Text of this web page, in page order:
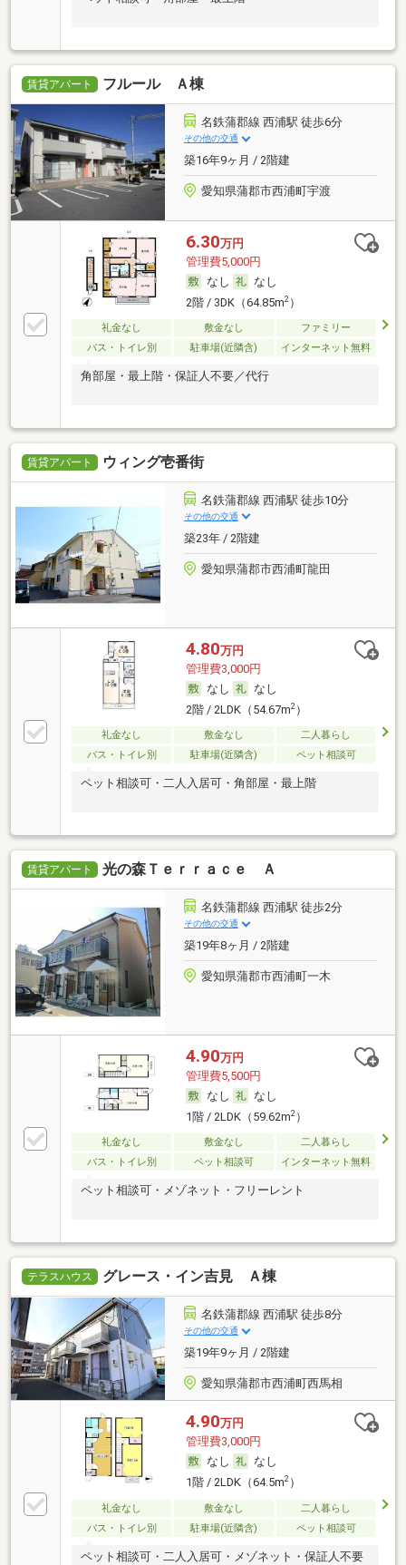
賃貸アパート フルール Ａ棟
名鉄蒲郡線 西浦駅 徒歩6分
その他の交通
築16年9ヶ月 / 2階建
愛知県蒲郡市西浦町宇渡
6.30万円
管理費5,000円
なし
なし
2階 / 3DK（64.85m2）
礼金なし 敷金なし
ファミリー
バス・トイレ別
駐車場(近隣含) インターネット無料
角部屋・最上階・保証人不要／代行
賃貸アパート ウィング壱番街
名鉄蒲郡線 西浦駅 徒歩10分
その他の交通
築23年 / 2階建
愛知県蒲郡市西浦町龍田
4.80万円
管理費3,000円
なし
なし
2階 / 2LDK（54.67m2）
礼金なし 敷金なし
二人暮らし
バス・トイレ別
駐車場(近隣含) ペット相談可
ペット相談可・二人入居可・角部屋・最上階
賃貸アパート 光の森Ｔｅｒｒａｃｅ Ａ
名鉄蒲郡線 西浦駅 徒歩2分
その他の交通
築19年8ヶ月 / 2階建
愛知県蒲郡市西浦町一木
4.90万円
管理費5,500円
なし
なし
1階 / 2LDK（59.62m2）
礼金なし 敷金なし
二人暮らし
バス・トイレ別
ペット相談可 インターネット無料
ペット相談可・メゾネット・フリーレント
テラスハウス グレース・イン吉見 Ａ棟
名鉄蒲郡線 西浦駅 徒歩8分
その他の交通
築19年9ヶ月 / 2階建
愛知県蒲郡市西浦町西馬相
4.90万円
管理費3,000円
なし
なし
1階 / 2LDK（64.5m2）
礼金なし 敷金なし
二人暮らし
バス・トイレ別
駐車場(近隣含) ペット相談可
ペット相談可・二人入居可・メゾネット・保証人不要